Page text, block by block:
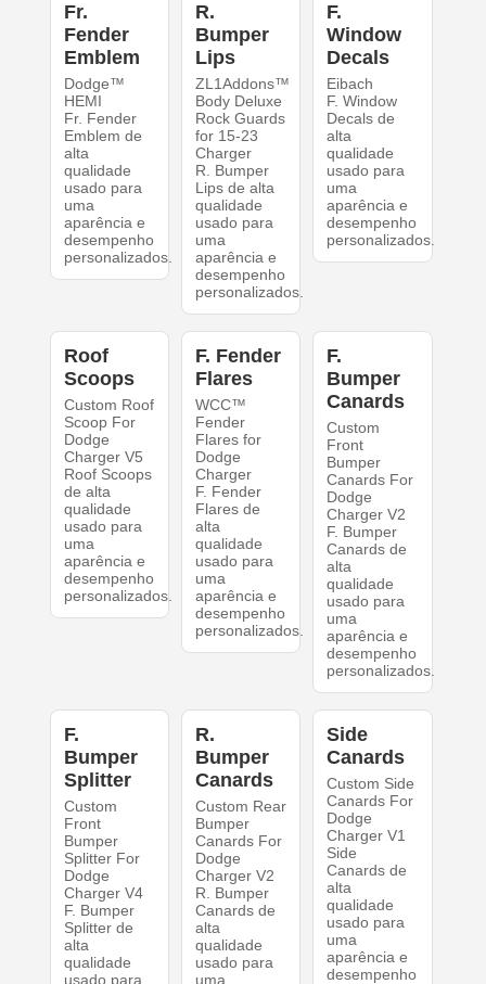
Fr.
Fender
Emblem
Dodge™
HEMI
Fr. Fender
Emblem de
alta
qualidade
usado para
uma
aparência e
desempenho
personalizados.
R.
Bumper
Lips
ZL1Addons™
Body Deluxe
Rock Guards
for 15-23
Charger
R. Bumper
Lips de alta
qualidade
usado para
uma
aparência e
desempenho
personalizados.
F.
Window
Decals
Eibach
F. Window
Decals de
alta
qualidade
usado para
uma
aparência e
desempenho
personalizados.
Roof
Scoops
Custom Roof
Scoop For
Dodge
Charger V5
Roof Scoops
de alta
qualidade
usado para
uma
aparência e
desempenho
personalizados.
F. Fender
Flares
WCC™
Fender
Flares for
Dodge
Charger
F. Fender
Flares de
alta
qualidade
usado para
uma
aparência e
desempenho
personalizados.
F.
Bumper
Canards
Custom
Front
Bumper
Canards For
Dodge
Charger V2
F. Bumper
Canards de
alta
qualidade
usado para
uma
aparência e
desempenho
personalizados.
F.
Bumper
Splitter
Custom
Front
Bumper
Splitter For
Dodge
Charger V4
F. Bumper
Splitter de
alta
qualidade
usado para
R.
Bumper
Canards
Custom Rear
Bumper
Canards For
Dodge
Charger V2
R. Bumper
Canards de
alta
qualidade
usado para
uma
Side
Canards
Custom Side
Canards For
Dodge
Charger V1
Side
Canards de
alta
qualidade
usado para
uma
aparência e
desempenho